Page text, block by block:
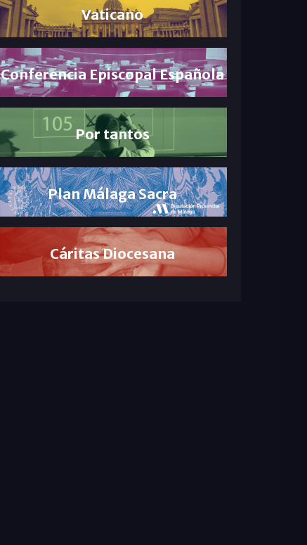
Vaticano
Conferencia Episcopal Española
Por tantos
Plan Málaga Sacra
Cáritas Diocesana